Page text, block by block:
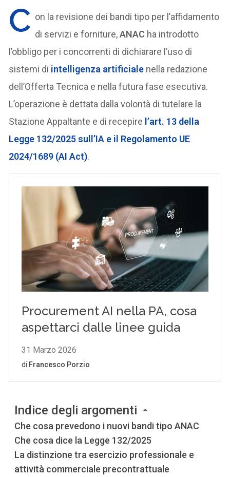
C on la revisione dei bandi tipo per l’affidamento
di servizi e forniture,ANAC ha introdotto
l’obbligo per i concorrenti di dichiarare l’uso di
sistemi di intelligenza artificiale nella redazione
dell’Offerta Tecnica e nella futura fase esecutiva.
L’operazione è dettata dalla volontà di tutelare la
Stazione Appaltante e di recepire l’art. 13 della
Legge 132/2025 sull’IA e il Regolamento UE
2024/1689 (AI Act).
Indice degli argomenti
Che cosa prevedono i nuovi bandi tipo ANAC
Che cosa dice la Legge 132/2025
La distinzione tra esercizio professionale e
attività commerciale precontrattuale